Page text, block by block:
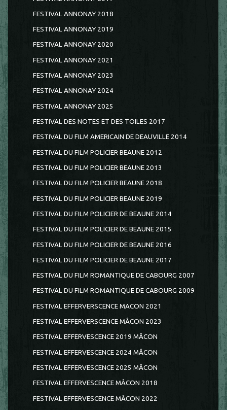
FESTIVAL ANNONAY 2018
FESTIVAL ANNONAY 2019
FESTIVAL ANNONAY 2020
FESTIVAL ANNONAY 2021
FESTIVAL ANNONAY 2023
FESTIVAL ANNONAY 2024
FESTIVAL ANNONAY 2025
FESTIVAL DES NOTES ET DES TOILES 2017
FESTIVAL DU FILM AMERICAIN DE DEAUVILLE 2014
FESTIVAL DU FILM POLICIER BEAUNE 2012
FESTIVAL DU FILM POLICIER BEAUNE 2013
FESTIVAL DU FILM POLICIER BEAUNE 2018
FESTIVAL DU FILM POLICIER BEAUNE 2019
FESTIVAL DU FILM POLICIER DE BEAUNE 2014
FESTIVAL DU FILM POLICIER DE BEAUNE 2015
FESTIVAL DU FILM POLICIER DE BEAUNE 2016
FESTIVAL DU FILM POLICIER DE BEAUNE 2017
FESTIVAL DU FILM ROMANTIQUE DE CABOURG 2007
FESTIVAL DU FILM ROMANTIQUE DE CABOURG 2009
FESTIVAL EFFERVERSCENCE MACON 2021
FESTIVAL EFFERVERSCENCE MÂCON 2023
FESTIVAL EFFERVESCENCE 2019 MÂCON
FESTIVAL EFFERVESCENCE 2024 MÂCON
FESTIVAL EFFERVESCENCE 2025 MÂCON
FESTIVAL EFFERVESCENCE MÂCON 2018
FESTIVAL EFFERVESCENCE MÂCON 2022